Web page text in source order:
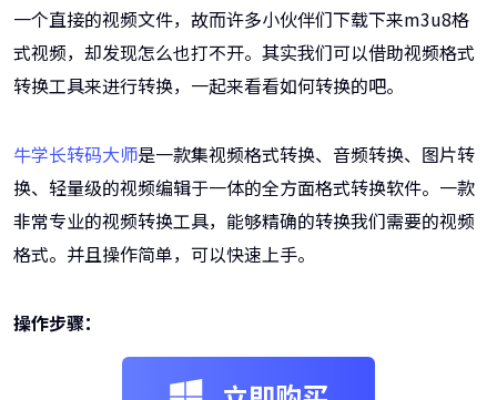
一个直接的视频文件，故而许多小伙伴们下载下来m3u8格
式视频，却发现怎么也打不开。其实我们可以借助视频格式
转换工具来进行转换，一起来看看如何转换的吧。
牛学长转码大师是一款集视频格式转换、音频转换、图片转
换、轻量级的视频编辑于一体的全方面格式转换软件。一款
非常专业的视频转换工具，能够精确的转换我们需要的视频
格式。并且操作简单，可以快速上手。
操作步骤：